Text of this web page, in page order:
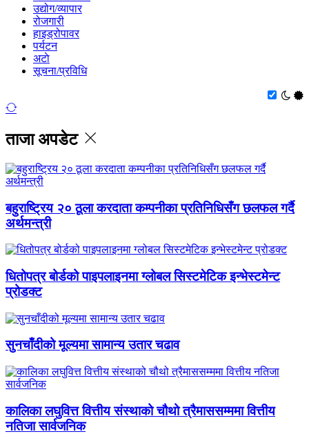
उद्योग/व्यापार
रोजगारी
हाइड्रोपावर
पर्यटन
अटाे
सूचना/प्रविधि
ताजा अपडेट
बहुराष्ट्रिय २० ठूला करदाता कम्पनीका प्रतिनिधिसँग छलफल गर्दै
अर्थमन्त्री
धितोपत्र बोर्डको पाइपलाइनमा ग्लोबल सिस्टमेटिक इन्भेस्टमेन्ट
प्रोडक्ट
सुनचाँदीको मूल्यमा सामान्य उतार चढाव
कालिका लघुवित्त वित्तीय संस्थाको चौथो त्रैमाससम्ममा वित्तीय
नतिजा सार्वजनिक